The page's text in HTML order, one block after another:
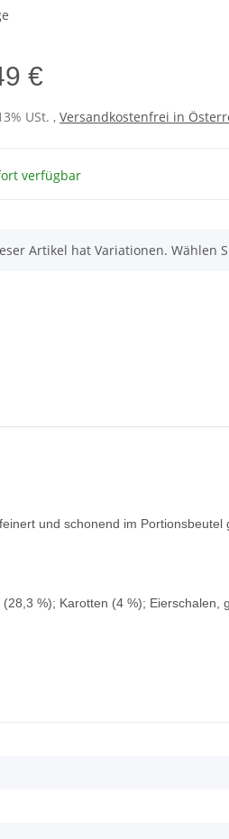
€
USt. , Versandkostenfrei in
verfügbar
Artikel hat Variationen. Wählen
und schonend im
%); Karotten (4 %); Eierschalen,